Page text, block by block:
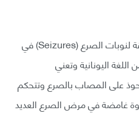
قد تتجلى الطبيعة الدرامية والمعوّقة لنوبات الصرع (Seizures) في
اليونانية وتعني
على المصاب بالصرع وتتحكم
غامضة في مرض الصرع العديد